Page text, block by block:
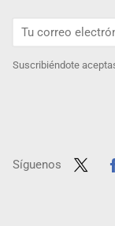
Suscribiéndote
Síguenos